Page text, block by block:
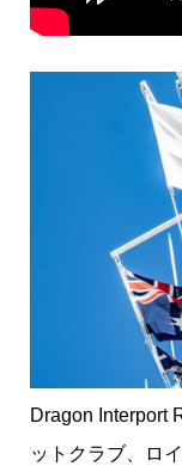
Dragon Interport
ットクラブ、ロ